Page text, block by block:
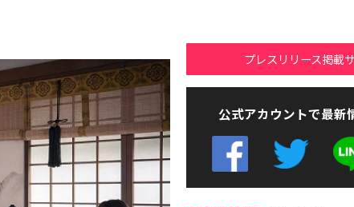
プレスリリース掲載
公式アカウントで最新